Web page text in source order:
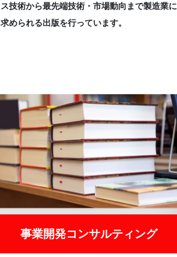
ス技術から最先端技術・市場動向まで製造業に
求められる出版を行っています。
事業開発コンサルティング